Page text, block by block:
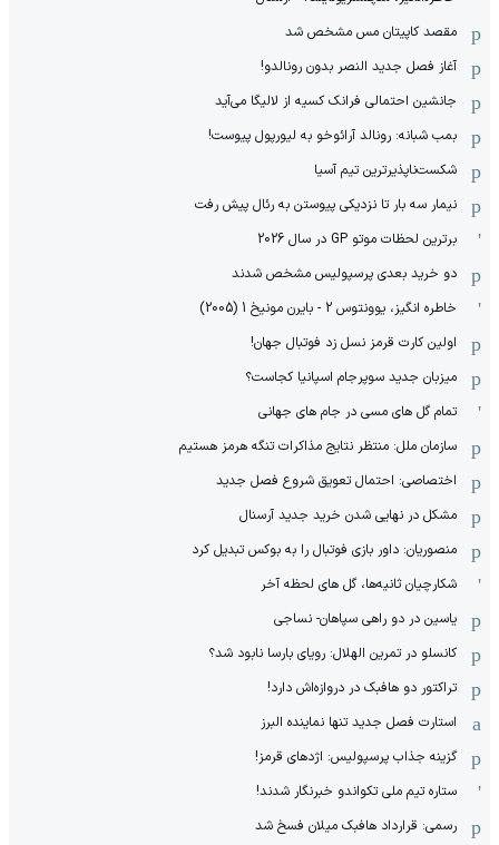
مقصد کاپیتان مس مشخص شد
آغاز فصل جدید النصر بدون رونالدو!
جانشین احتمالی فرانک کسیه از لالیگا می‌آید
بمب شبانه: رونالد آرائوخو به لیورپول پیوست!
شکست‌ناپذیرترین تیم آسیا
نیمار سه بار تا نزدیکی پیوستن به رئال پیش رفت
برترین لحظات موتو GP در سال 2026
دو خرید بعدی پرسپولیس مشخص شدند
خاطره انگیز، یوونتوس 2 - بایرن مونیخ 1 (2005)
اولین کارت قرمز نسل زد فوتبال جهان!
میزبان جدید سوپرجام اسپانیا کجاست؟
تمام گل های مسی در جام های جهانی
سازمان ملل: منتظر نتایج مذاکرات تنگه هرمز هستیم
اختصاصی: احتمال تعویق شروع فصل جدید
مشکل در نهایی شدن خرید جدید آرسنال
منصوریان: داور بازی فوتبال را به بوکس تبدیل کرد
شکارچیان ثانیه‌ها، گل های لحظه آخر
یاسین در دو راهی سپاهان- نساجی
کانسلو در تمرین الهلال: رویای بارسا نابود شد؟
تراکتور دو هافبک در دروازه‌اش دارد!
استارت فصل جدید تنها نماینده البرز
گزینه جذاب پرسپولیس: اژدهای قرمز!
ستاره تیم ملی تکواندو خبرنگار شدند!
رسمی: قرارداد هافبک میلان فسخ شد